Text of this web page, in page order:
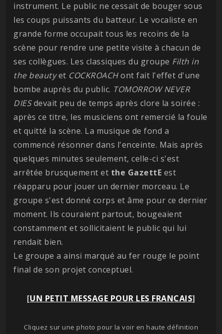
instrument. Le public ne cessait de bouger sous
les coups puissants du batteur. Le vocaliste en
grande forme occupait tous les recoins de la
scène pour rendre une petite visite à chacun de
ses collègues. Les classiques du groupe Filth in
the beautyet COCKROACHont fait l'effet d'une
bombe auprès du public. TOMORROW NEVER
DIESdevait peu de temps après clore la soirée :
après ce titre, les musiciens ont remercié la foule
et quitté la scène. La musique de fond a
commencé résonner dans l'enceinte. Mais après
quelques minutes seulement, celle-ci s'est
arrêtée brusquement et the GazettE est
réapparu pour jouer un dernier morceau. Le
groupe s'est donné corps et âme pour ce dernier
moment. Ils couraient partout, bougeaient
constamment et sollicitaient le public qui lui
rendait bien.
Le groupe a ainsi marqué au fer rouge le point
final de son projet conceptuel.
[UN PETIT MESSAGE POUR LES FRANCAIS]
Cliquez sur une photo pour la voir en haute définition